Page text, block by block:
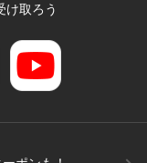
け取ろう